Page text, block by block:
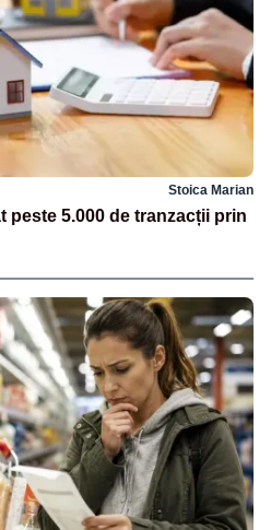
Stoica Marian
peste 5.000 de tranzacții prin